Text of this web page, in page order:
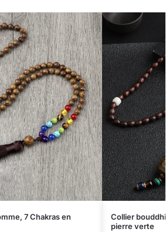
7 Chakras en
Collier
pierre verte